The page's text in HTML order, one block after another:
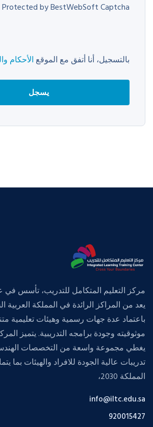
Protected by BestWebSoft Captcha
بالتسجيل، أنا أتفق مع الموقع الأحكام
يسجل
يعد من المراكز الرائدة في المملكة
باعتماد عدة جهات رسمية وهيئات تعليمية
موثوقيته وجودة برامجه التدريبية. يتميز
يغطي مجموعة واسعة من التخصصات
تدريبات عالية الجودة للافراد والهيئات بما
المملكة 2030،
info@iltc.edu.sa
920015427